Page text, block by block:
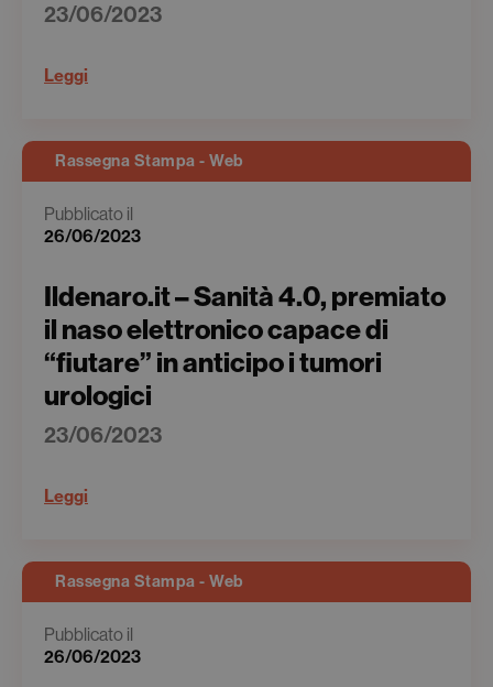
23/06/2023
Leggi
Rassegna Stampa - Web
Pubblicato il
26/06/2023
Ildenaro.it – Sanità 4.0, premiato
il naso elettronico capace di
“fiutare” in anticipo i tumori
urologici
23/06/2023
Leggi
Rassegna Stampa - Web
Pubblicato il
26/06/2023